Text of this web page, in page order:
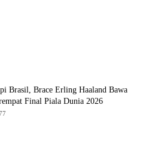
Brasil, Brace Erling Haaland Bawa
Final Piala Dunia 2026